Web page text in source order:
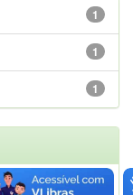
1
1
1
1